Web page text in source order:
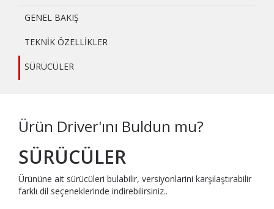
GENEL BAKIŞ
TEKNİK ÖZELLİKLER
SÜRÜCÜLER
Ürün Driver'ını Buldun mu?
SÜRÜCÜLER
Ürününe ait sürücüleri bulabilir, versiyonlarini karşılaştırabilir
farklı dil seçeneklerinde indirebilirsiniz..